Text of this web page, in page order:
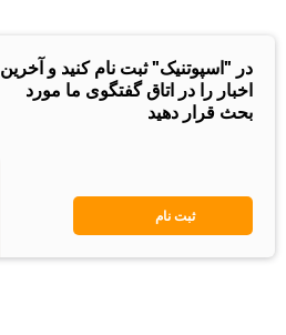
در "اسپوتنیک" ثبت نام کنید و آخرین
اخبار را در اتاق گفتگوی ما مورد
بحث قرار دهید
ثبت نام